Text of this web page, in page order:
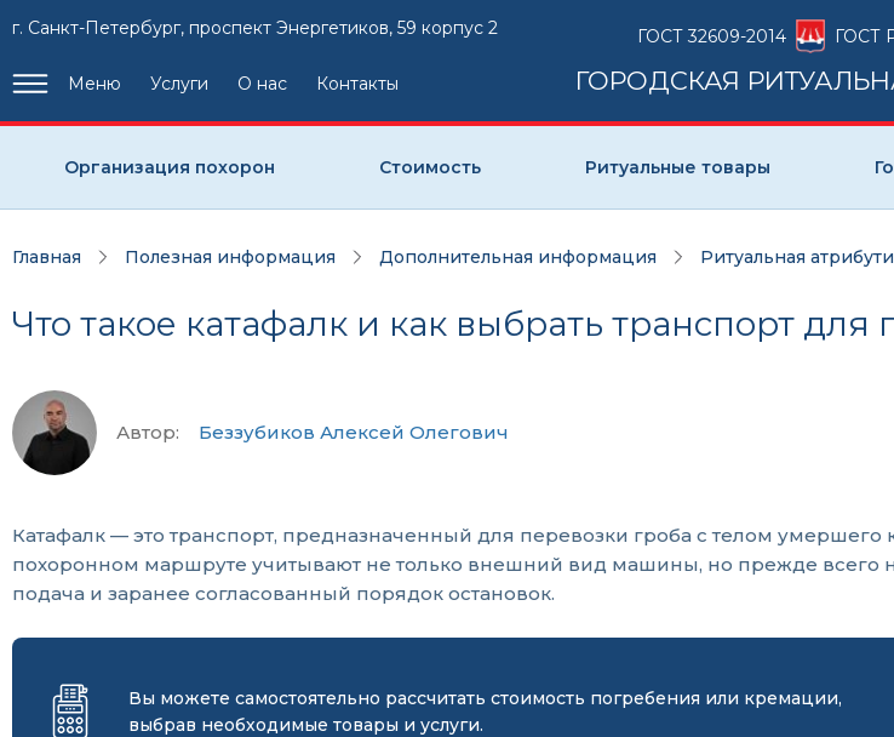
г. Санкт-Петербург, проспект Энергетиков, 59 корпус 2
Меню Услуги О нас Контакты
ГОСТ 32609-2014 ГОСТ
ГОРОДСКАЯ
Организация похорон Стоимость Ритуальные товары
Главная Полезная информация Дополнительная информация Ритуальная
Что такое катафалк и как выбрать транспорт для
Автор: Беззубиков Алексей Олегович
Катафалк — это транспорт, предназначенный для перевозки гроба с телом
похоронном маршруте учитывают не только внешний вид машины, но прежде всего
подача и заранее согласованный порядок остановок.
Вы можете самостоятельно рассчитать стоимость погребения или кремации,
выбрав необходимые товары и услуги.